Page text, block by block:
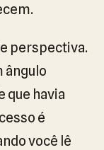
perspectiva.
ângulo
que havia
é
você lê